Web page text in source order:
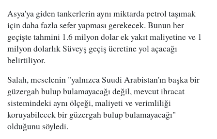
Asya'ya giden tankerlerin aynı miktarda petrol taşımak
için daha fazla sefer yapması gerekecek. Bunun her
geçişte tahmini 1.6 milyon dolar ek yakıt maliyetine ve 1
milyon dolarlık Süveyş geçiş ücretine yol açacağı
belirtiliyor.
Salah, meselenin "yalnızca Suudi Arabistan'ın başka bir
güzergah bulup bulamayacağı değil, mevcut ihracat
sistemindeki aynı ölçeği, maliyeti ve verimliliği
koruyabilecek bir güzergah bulup bulamayacağı"
olduğunu söyledi.